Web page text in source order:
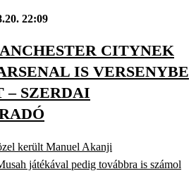
22:09
CITYNEK
IS VERSENYBE
– SZERDAI
került Manuel Akanji
játékával pedig továbbra is számol